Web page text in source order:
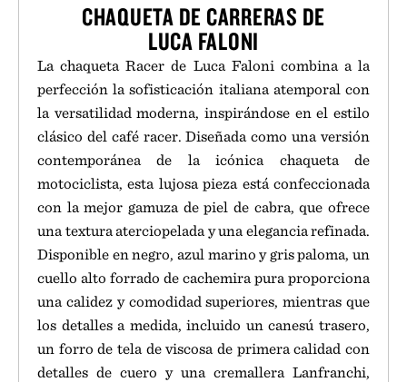
CHAQUETA DE CARRERAS DE
LUCA FALONI
La chaqueta Racer de Luca Faloni combina a la
perfección la sofisticación italiana atemporal con
la versatilidad moderna, inspirándose en el estilo
clásico del café racer. Diseñada como una versión
contemporánea de la icónica chaqueta de
motociclista, esta lujosa pieza está confeccionada
con la mejor gamuza de piel de cabra, que ofrece
una textura aterciopelada y una elegancia refinada.
Disponible en negro, azul marino y gris paloma, un
cuello alto forrado de cachemira pura proporciona
una calidez y comodidad superiores, mientras que
los detalles a medida, incluido un canesú trasero,
un forro de tela de viscosa de primera calidad con
detalles de cuero y una cremallera Lanfranchi,